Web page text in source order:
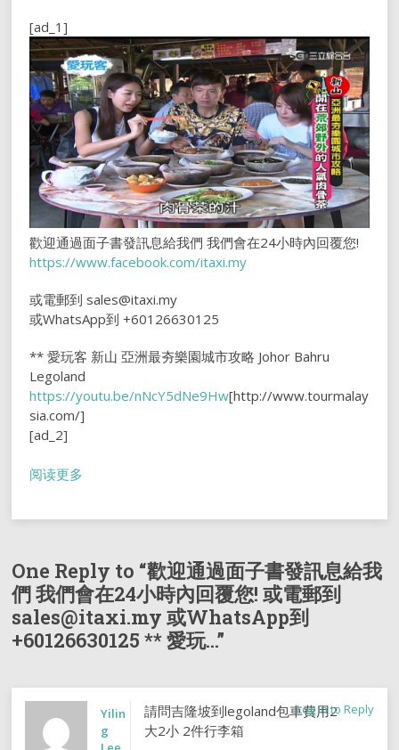
[ad_1]
歡迎通過面子書發訊息給我們 我們會在24小時內回覆您!
https://www.facebook.com/itaxi.my
或電郵到 sales@itaxi.my
或WhatsApp到 +60126630125
** 愛玩客 新山 亞洲最夯樂園城市攻略 Johor Bahru
Legoland
https://youtu.be/nNcY5dNe9Hw[http://www.tourmalay
sia.com/]
[ad_2]
阅读更多
One Reply to “歡迎通過面子書發訊息給我
們 我們會在24小時內回覆您! 或電郵到
sales@itaxi.my 或WhatsApp到
+60126630125 ** 愛玩…”
Yilin
g
請問吉隆坡到legoland包車費用2
大2小 2件行李箱
Log in to Reply